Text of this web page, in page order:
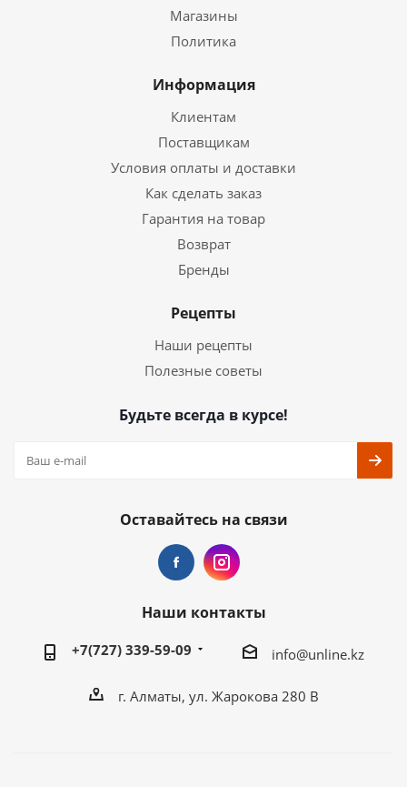
Магазины
Политика
Информация
Клиентам
Поставщикам
Условия оплаты и доставки
Как сделать заказ
Гарантия на товар
Возврат
Бренды
Рецепты
Наши рецепты
Полезные советы
Будьте всегда в курсе!
Оставайтесь на связи
Наши контакты
+7(727) 339-59-09 info@unline.kz
г. Алматы, ул. Жарокова 280 В